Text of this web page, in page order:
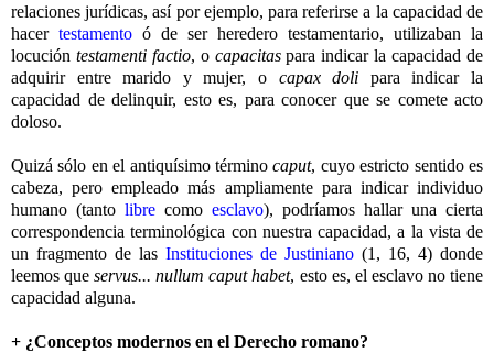
relaciones jurídicas, así por ejemplo, para referirse a la capacidad de
hacer testamento ó de ser heredero testamentario, utilizaban la
locución testamenti factio, o capacitaspara indicar la capacidad de
adquirir entre marido y mujer, o capax doli para indicar la
capacidad de delinquir, esto es, para conocer que se comete acto
doloso.
Quizá sólo en el antiquísimo términocaput, cuyo estricto sentido es
cabeza, pero empleado más ampliamente para indicar individuo
humano (tanto libre como esclavo), podríamos hallar una cierta
correspondencia terminológica con nuestra capacidad, a la vista de
un fragmento de las Instituciones de Justiniano (1, 16, 4) donde
leemos queservus... nullum caput habet, esto es, el esclavo no tiene
capacidad alguna.
+ ¿Conceptos modernos en el Derecho romano?